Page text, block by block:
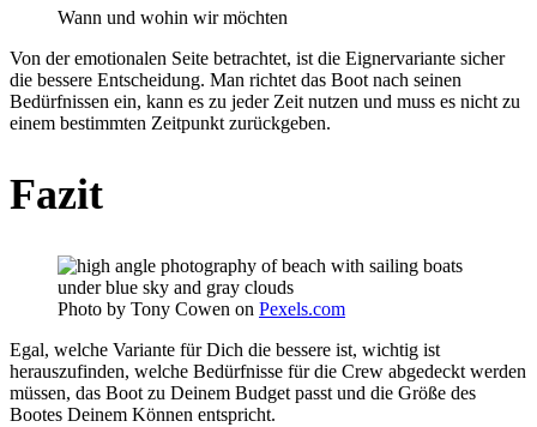
Wann und wohin wir möchten
Von der emotionalen Seite betrachtet, ist die Eignervariante sicher
die bessere Entscheidung. Man richtet das Boot nach seinen
Bedürfnissen ein, kann es zu jeder Zeit nutzen und muss es nicht zu
einem bestimmten Zeitpunkt zurückgeben.
Fazit
Photo by Tony Cowen on Pexels.com
Egal, welche Variante für Dich die bessere ist, wichtig ist
herauszufinden, welche Bedürfnisse für die Crew abgedeckt werden
müssen, das Boot zu Deinem Budget passt und die Größe des
Bootes Deinem Können entspricht.